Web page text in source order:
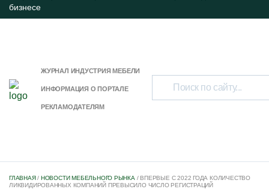
бизнесе
ЖУРНАЛ ИНДУСТРИЯ МЕБЕЛИ
ИНФОРМАЦИЯ О ПОРТАЛЕ
РЕКЛАМОДАТЕЛЯМ
ГЛАВНАЯ/ НОВОСТИ МЕБЕЛЬНОГО РЫНКА / ВПЕРВЫЕ С 2022 ГОДА КОЛИЧЕСТВО
ЛИКВИДИРОВАННЫХ КОМПАНИЙ ПРЕВЫСИЛО ЧИСЛО РЕГИСТРАЦИЙ